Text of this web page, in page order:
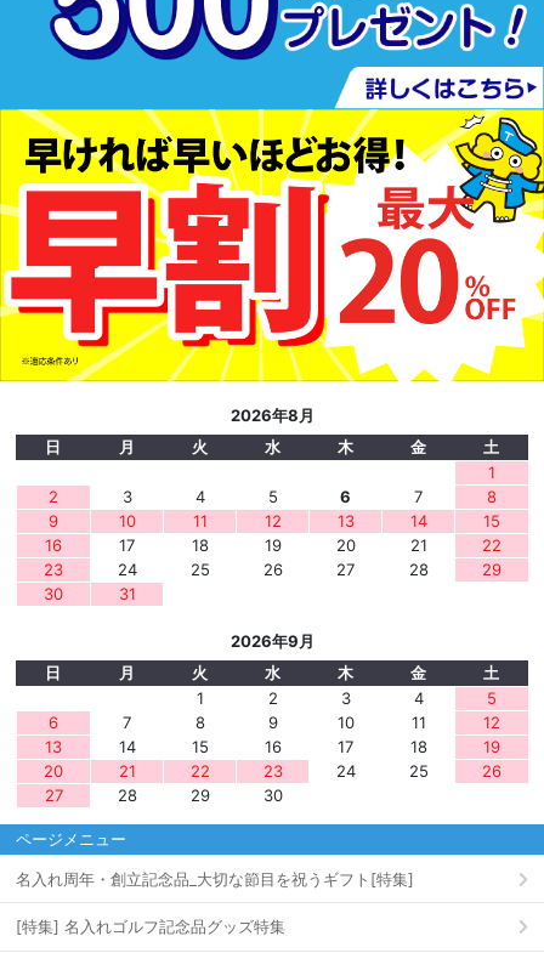
2026年8月
日
月 火 水 木 金
土
1
2
3 4 5 6 7
8
9
10 11 12 13 14
15
16
17 18 19 20 21
22
23
24 25 26 27 28
29
30
31
2026年9月
日
月 火 水 木 金
土
1
2 3 4
5
6
7 8 9 10 11
12
13
14 15 16 17 18
19
20
21 22 23 24 25
26
27
28 29 30
ページメニュー
名入れ周年・創立記念品_大切な節目を祝うギフト[特集]
[特集] 名入れゴルフ記念品グッズ特集